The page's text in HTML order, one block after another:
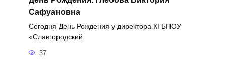
Сафуановна
Сегодня День Рождения у директора КГБПОУ
«Славгородский
37